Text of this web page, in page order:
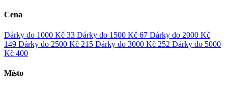
Cena
Dárky do 1000 Kč 33 Dárky do 1500 Kč 67 Dárky do 2000 Kč
149 Dárky do 2500 Kč 215 Dárky do 3000 Kč 252 Dárky do 5000
Kč 400
Místo